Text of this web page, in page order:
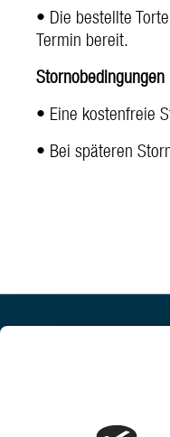
• Die bestellte
Termin bereit.
Stornobedingungen
• Eine kostenfreie
• Bei späteren